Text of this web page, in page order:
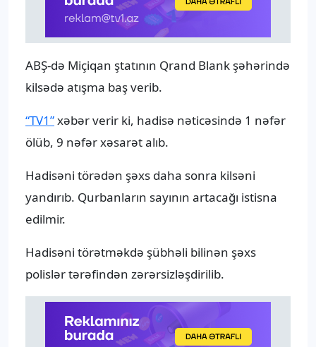
ABŞ-də Miçiqan ştatının Qrand Blank şəhərində
kilsədə atışma baş verib.
“TV1”xəbər verir ki, hadisə nəticəsində 1 nəfər
ölüb, 9 nəfər xəsarət alıb.
Hadisəni törədən şəxs daha sonra kilsəni
yandırıb. Qurbanların sayının artacağı istisna
edilmir.
Hadisəni törətməkdə şübhəli bilinən şəxs
polislər tərəfindən zərərsizləşdirilib.